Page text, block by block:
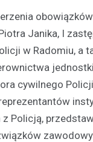
obowiązków
Janika, I
w Radomiu, a
cywilnego
z Policją,